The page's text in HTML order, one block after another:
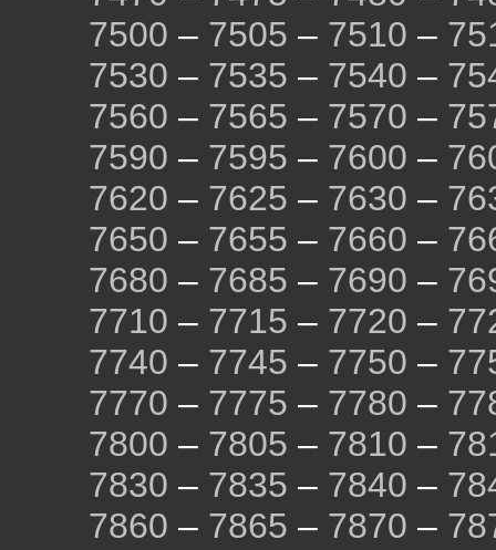
7500 – 7505 – 7510 –
7530 – 7535 – 7540 –
7560 – 7565 – 7570 –
7590 – 7595 – 7600 –
7620 – 7625 – 7630 –
7650 – 7655 – 7660 –
7680 – 7685 – 7690 –
7710 – 7715 – 7720 –
7740 – 7745 – 7750 –
7770 – 7775 – 7780 –
7800 – 7805 – 7810 –
7830 – 7835 – 7840 –
7860 – 7865 – 7870 –